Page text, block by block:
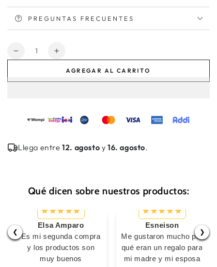
PREGUNTAS FRECUENTES
Cantidad
Reducir
Aumentar
para
AGREGAR AL CARRITO
Llega entre12. agosto y16. agosto.
Qué dicen sobre nuestros productos:
❮ ❯
Elsa Amparo
Es mi segunda compra
y los productos son
muy buenos
Esneison
Me gustaron mucho por
qué eran un regalo para
mi madre y mi esposa